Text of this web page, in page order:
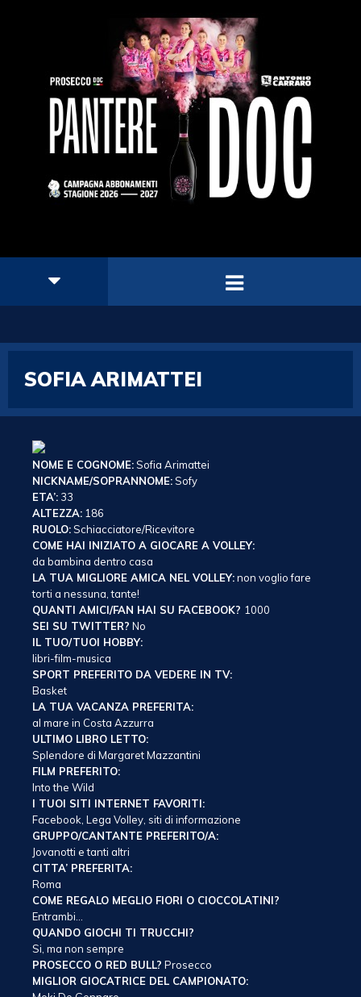
SOFIA ARIMATTEI
NOME E COGNOME:Sofia Arimattei
NICKNAME/SOPRANNOME:Sofy
ETA’: 33
ALTEZZA: 186
RUOLO:Schiacciatore/Ricevitore
COME HAI INIZIATO A GIOCARE A VOLLEY:
da bambina dentro casa
LA TUA MIGLIORE AMICA NEL VOLLEY:non voglio fare
torti a nessuna, tante!
QUANTI AMICI/FAN HAI SU FACEBOOK? 1000
SEI SU TWITTER? No
IL TUO/TUOI HOBBY:
libri-film-musica
SPORT PREFERITO DA VEDERE IN TV:
Basket
LA TUA VACANZA PREFERITA:
al mare in Costa Azzurra
ULTIMO LIBRO LETTO:
Splendore di Margaret Mazzantini
FILM PREFERITO:
Into the Wild
I TUOI SITI INTERNET FAVORITI:
Facebook, Lega Volley, siti di informazione
GRUPPO/CANTANTE PREFERITO/A:
Jovanotti e tanti altri
CITTA’ PREFERITA:
Roma
COME REGALO MEGLIO FIORI O CIOCCOLATINI?
Entrambi…
QUANDO GIOCHI TI TRUCCHI?
Si, ma non sempre
PROSECCO O RED BULL? Prosecco
MIGLIOR GIOCATRICE DEL CAMPIONATO: